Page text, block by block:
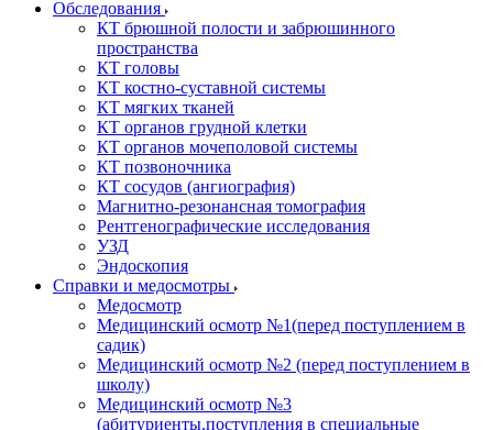
Обследования
КТ брюшной полости и забрюшинного
пространства
КТ головы
КТ костно-суставной системы
КТ мягких тканей
КТ органов грудной клетки
КТ органов мочеполовой системы
КТ позвоночника
КТ сосудов (ангиография)
Магнитно-резонансная томография
Рентгенографические исследования
УЗД
Эндоскопия
Справки и медосмотры
Медосмотр
Медицинский осмотр №1(перед поступлением в
садик)
Медицинский осмотр №2 (перед поступлением в
школу)
Медицинский осмотр №3
(абитуриенты.поступления в специальные